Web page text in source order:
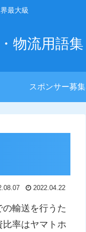
最大級
物流用語集
スポンサー募集
2022.04.22
輸送を行うた
率はヤマトホ